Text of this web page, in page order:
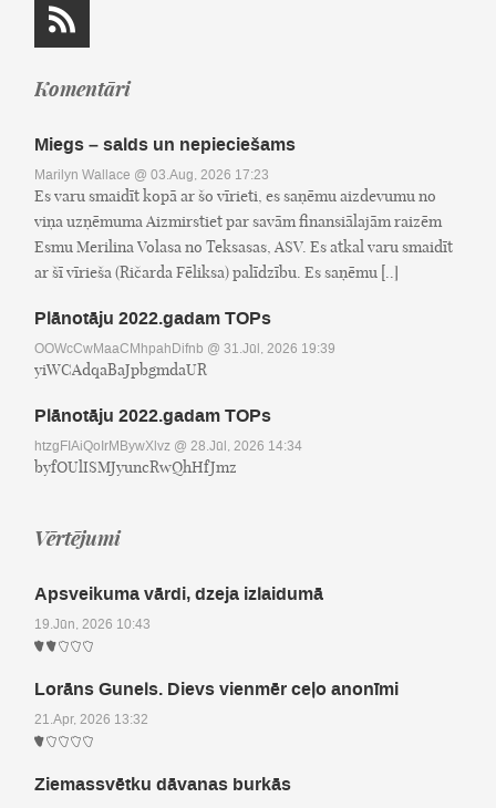
Komentāri
Miegs – salds un nepieciešams
Marilyn Wallace @ 03.Aug, 2026 17:23
Es varu smaidīt kopā ar šo vīrieti, es saņēmu aizdevumu no
viņa uzņēmuma Aizmirstiet par savām finansiālajām raizēm
Esmu Merilina Volasa no Teksasas, ASV. Es atkal varu smaidīt
ar šī vīrieša (Ričarda Fēliksa) palīdzību. Es saņēmu [..]
Plānotāju 2022.gadam TOPs
OOWcCwMaaCMhpahDifnb @ 31.Jūl, 2026 19:39
yiWCAdqaBaJpbgmdaUR
Plānotāju 2022.gadam TOPs
htzgFIAiQoIrMBywXlvz @ 28.Jūl, 2026 14:34
byfOUlISMJyuncRwQhHfJmz
Vērtējumi
Apsveikuma vārdi, dzeja izlaidumā
19.Jūn, 2026 10:43
Lorāns Gunels. Dievs vienmēr ceļo anonīmi
21.Apr, 2026 13:32
Ziemassvētku dāvanas burkās